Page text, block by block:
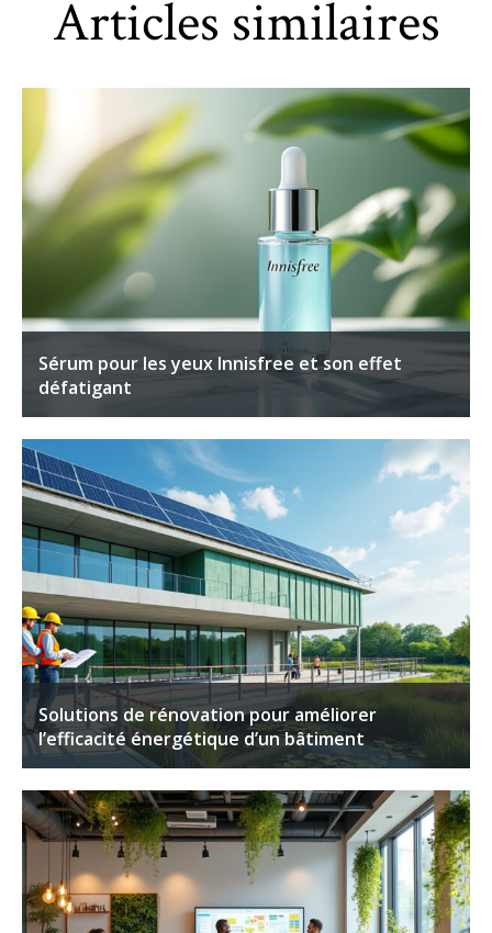
Articles similaires
Sérum pour les yeux Innisfree et son effet
défatigant
Solutions de rénovation pour améliorer
l’efficacité énergétique d’un bâtiment